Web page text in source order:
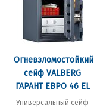
Огневзломостойкий
сейф VALBERG
ГАРАНТ ЕВРО 46 EL
Универсальный сейф